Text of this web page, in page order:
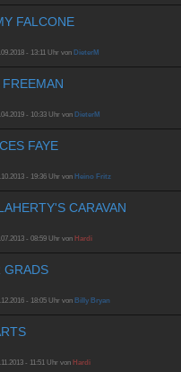
FALCONE
- 13:11 Uhr von DieterM
FREEMAN
- 10:33 Uhr von DieterM
FAYE
- 19:36 Uhr von Heino Fritz
CARAVAN
- 08:59 Uhr von Hardi
GRADS
- 18:05 Uhr von Billy Bryan
- 11:51 Uhr von Hardi